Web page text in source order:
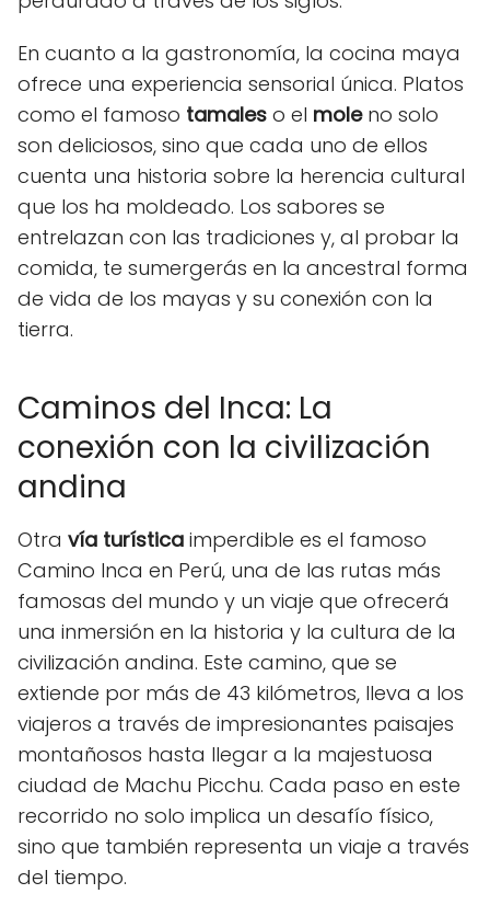
En cuanto a la gastronomía, la cocina maya
ofrece una experiencia sensorial única. Platos
como el famoso tamales o el moleno solo
son deliciosos, sino que cada uno de ellos
cuenta una historia sobre la herencia cultural
que los ha moldeado. Los sabores se
entrelazan con las tradiciones y, al probar la
comida, te sumergerás en la ancestral forma
de vida de los mayas y su conexión con la
tierra.
Caminos del Inca: La
conexión con la civilización
andina
Otra vía turística imperdible es el famoso
Camino Inca en Perú, una de las rutas más
famosas del mundo y un viaje que ofrecerá
una inmersión en la historia y la cultura de la
civilización andina. Este camino, que se
extiende por más de 43 kilómetros, lleva a los
viajeros a través de impresionantes paisajes
montañosos hasta llegar a la majestuosa
ciudad de Machu Picchu. Cada paso en este
recorrido no solo implica un desafío físico,
sino que también representa un viaje a través
del tiempo.